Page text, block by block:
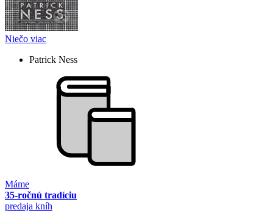
Niečo viac
Patrick Ness
Máme
35-ročnú tradíciu
predaja kníh